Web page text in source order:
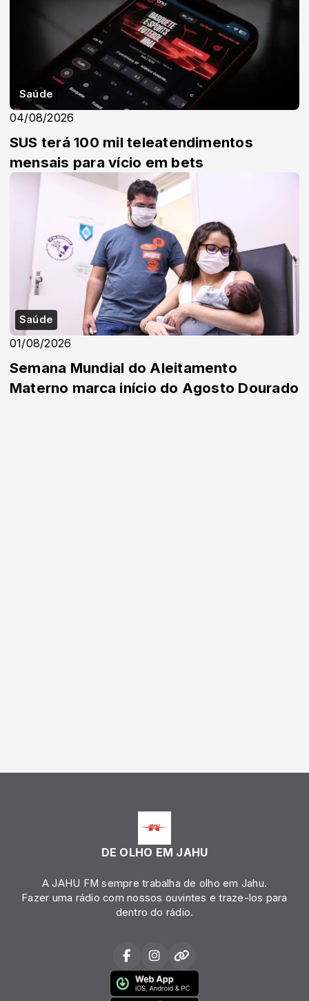
Saúde
04/08/2026
SUS terá 100 mil teleatendimentos
mensais para vício em bets
Saúde
01/08/2026
Semana Mundial do Aleitamento
Materno marca início do Agosto Dourado
DE OLHO EM JAHU
A JAHU FM sempre trabalha de olho em Jahu.
Fazer uma rádio com nossos ouvintes e traze-los para
dentro do rádio.